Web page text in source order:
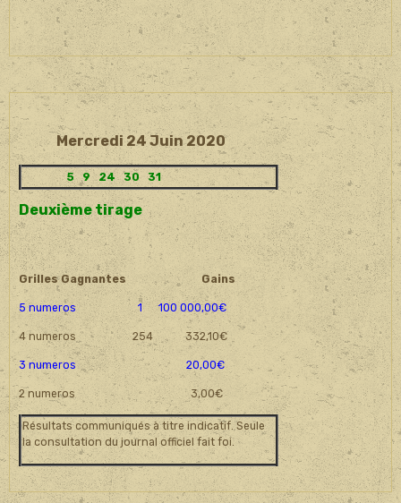
Mercredi 24 Juin 2020
Deuxième tirage
5 9 24 30 31
Grilles Gagnantes Gains
5 numeros 1 100 000,00€
4 numeros 254 332,10€
3 numeros 20,00€
2 numeros 3,00€
Résultats communiqués à titre indicatif. Seule
la consultation du journal officiel fait foi.